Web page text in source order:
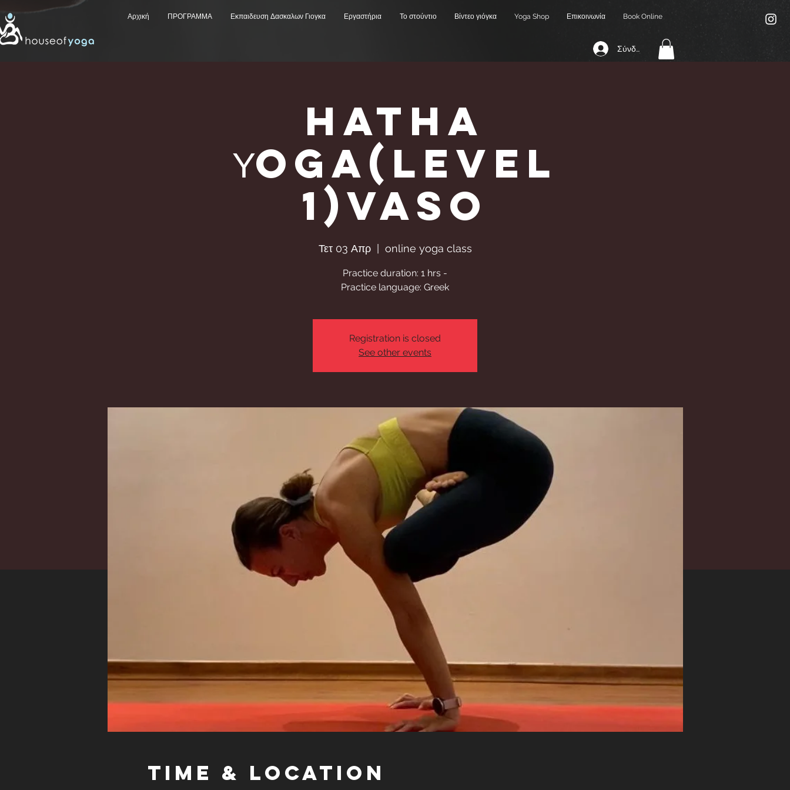
Αρχική ΠΡΟΓΡΑΜΜΑ Εκπαιδευση Δασκαλων Γιογκα Εργαστήρια Το στούντιο Βίντεο γιόγκα Yoga Shop Επικοινωνία Book Online
Σύνδεση
Hatha
Υoga(Level
1)Vaso
Τετ 03 Απρ
  |
online yoga class
Practice duration: 1 hrs -
Practice language: Greek
Registration is closed
See other events
Time & Location